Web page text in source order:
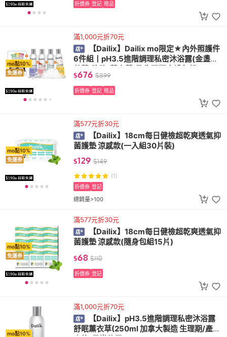
折價券 登記 贈品
mo點10%
免運券
滿1,000元折70元
【Dailix】Dailix mo限定★內外照護件
6件組丨pH3.5進階調理私密沐浴露(金盞花/
$676 $899
折價券 登記 贈品
mo點10%
免運券
滿577元折30元
【Dailix】18cm每日健檢超乾爽透氣抑
菌護墊 涼感款(一入組30片裝)
$129 $149
(1)
總銷量>100
折價券 登記
mo點10%
免運券
滿577元折30元
【Dailix】18cm每日健檢超乾爽透氣抑
菌護墊 涼感款(隨身包組15片)
$68 $110
折價券 登記
mo點10%
滿1,000元折70元
【Dailix】pH3.5進階調理私密沐浴露
舒眠薰衣草(250ml 加拿大製造 生理期/產前